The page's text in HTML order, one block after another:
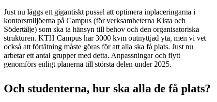
Just nu läggs ett gigantiskt pussel att optimera inplaceringarna i
kontorsmiljöerna på Campus (för verksamheterna Kista och
Södertälje) som ska ta hänsyn till behov och den organisatoriska
strukturen. KTH Campus har 3000 kvm outnyttjad yta, men vi vet
också att förtätning måste göras för att alla ska få plats. Just nu
arbetar ett antal grupper med detta. Anpassningar och flytt
genomförs enligt planerna till största delen under 2025.
Och studenterna, hur ska alla de få plats?